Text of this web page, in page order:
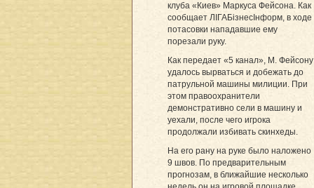
клуба «Киев» Маркуса Фейсона. Как
сообщает ЛIГАБiзнесIнформ, в ходе
потасовки нападавшие ему
порезали руку.
Как передает «5 канал», М. Фейсону
удалось вырваться и добежать до
патрульной машины милиции. При
этом правоохранители
демонстративно сели в машину и
уехали, после чего игрока
продолжали избивать скинхеды.
На его рану на руке было наложено
9 швов. По предварительным
прогнозам, в ближайшие несколько